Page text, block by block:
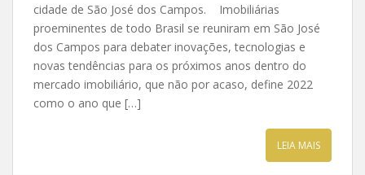
cidade de São José dos Campos. Imobiliárias
proeminentes de todo Brasil se reuniram em São José
dos Campos para debater inovações, tecnologias e
novas tendências para os próximos anos dentro do
mercado imobiliário, que não por acaso, define 2022
como o ano que […]
LEIA MAIS